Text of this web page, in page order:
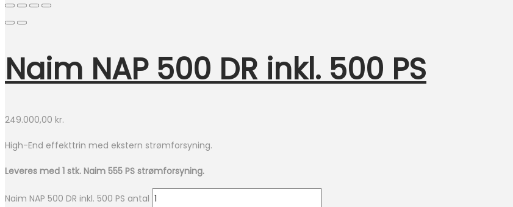
Naim NAP 500 DR inkl. 500 PS
249.000,00 kr.
High-End effekttrin med ekstern strømforsyning.
Leveres med 1 stk. Naim 555 PS strømforsyning.
Naim NAP 500 DR inkl. 500 PS antal